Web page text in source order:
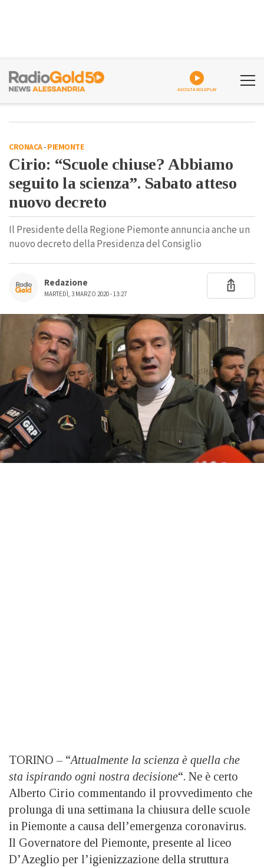
ASCOLTA GOLDPLAY
CRONACA-PIEMONTE
Cirio: “Scuole chiuse? Abbiamo
seguito la scienza”. Sabato atteso
nuovo decreto
Il Presidente della Regione Piemonte annuncia anche un
nuovo decreto della Presidenza del Consiglio
Redazione
MARTEDÌ, 3 MARZO 2020 - 13:27
TORINO – “Attualmente la scienza è quella che
sta ispirando ogni nostra decisione“. Ne è certo
Alberto Cirio commentando il provvedimento che
prolunga di una settimana la chiusura delle scuole
in Piemonte a causa dell’emergenza coronavirus.
Il Governatore del Piemonte, presente al liceo
D’Azeglio per l’igienizzazione della struttura